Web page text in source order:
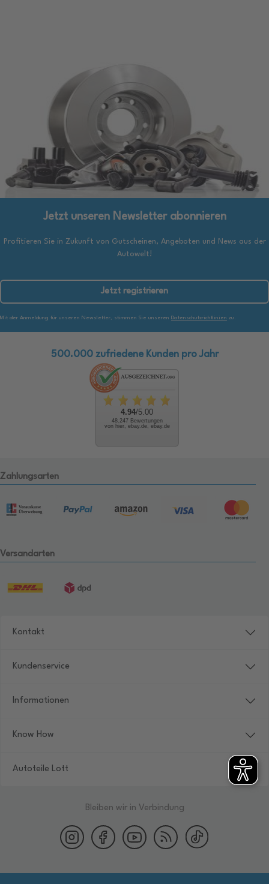
Jetzt unseren Newsletter abonnieren
Profitieren Sie in Zukunft von Gutscheinen, Angeboten und News aus der
Autowelt!
Jetzt registrieren
Mit der Anmeldung für unseren Newsletter, stimmen Sie unseren Datenschutzrichtlinien zu.
500.000 zufriedene Kunden pro Jahr
4.94/5.00
48.247 Bewertungen
von hier, ebay.de, ebay.de
Zahlungsarten
Versandarten
Kontakt
Kundenservice
Informationen
Know How
Autoteile Lott
Bleiben wir in Verbindung